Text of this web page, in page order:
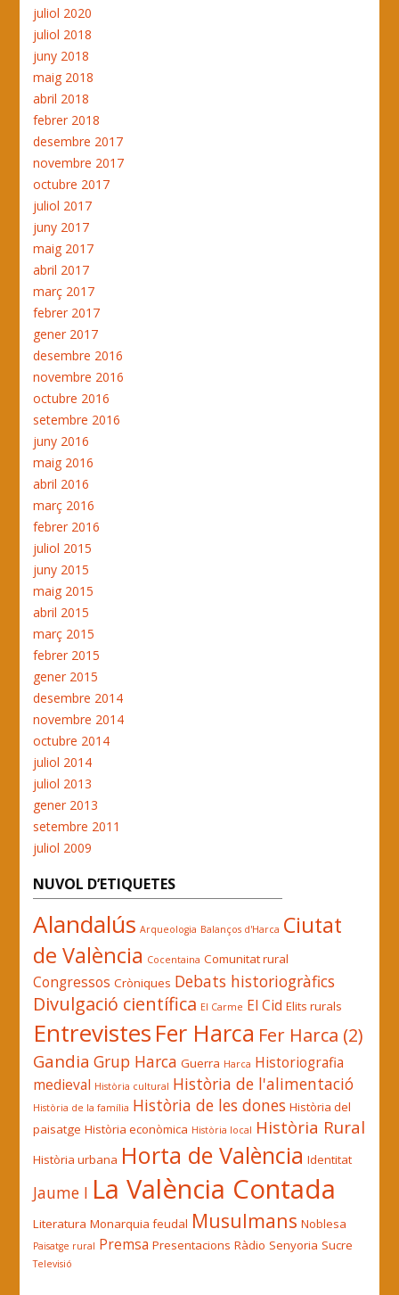
juliol 2020
juliol 2018
juny 2018
maig 2018
abril 2018
febrer 2018
desembre 2017
novembre 2017
octubre 2017
juliol 2017
juny 2017
maig 2017
abril 2017
març 2017
febrer 2017
gener 2017
desembre 2016
novembre 2016
octubre 2016
setembre 2016
juny 2016
maig 2016
abril 2016
març 2016
febrer 2016
juliol 2015
juny 2015
maig 2015
abril 2015
març 2015
febrer 2015
gener 2015
desembre 2014
novembre 2014
octubre 2014
juliol 2014
juliol 2013
gener 2013
setembre 2011
juliol 2009
NUVOL D’ETIQUETES
Alandalús Arqueologia Balanços d'Harca Ciutat
de València Cocentaina Comunitat rural
Congressos Cròniques Debats historiogràfics
Divulgació científica El Carme El Cid Elits rurals
Entrevistes Fer Harca Fer Harca (2)
Gandia Grup Harca Guerra Harca Historiografia
medieval Història cultural Història de l'alimentació
Història de la família Història de les dones Història del
paisatge Història econòmica Història local Història Rural
Història urbana Horta de València Identitat
Jaume I La València Contada
Literatura Monarquia feudal Musulmans Noblesa
Paisatge rural Premsa Presentacions Ràdio Senyoria Sucre
Televisió